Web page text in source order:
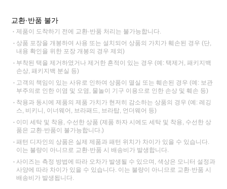
교환·반품 불가
제품이 도착하기 전에 교환·반품 처리는 불가능합니다.
상품 포장을 개봉하여 사용 또는 설치되어 상품의 가치가 훼손된 경우 (단,
내용 확인을 위한 포장 개봉의 경우 제외)
부착된 택을 제거하였거나 제거한 흔적이 있는 경우 (예: 택제거, 패키지백
손상, 패키지백 분실 등)
고객의 책임이 있는 사유로 인하여 상품이 멸실 또는 훼손된 경우 (예: 보관
부주의로 인한 이염 및 오염, 물놀이 기구 이용으로 인한 손상 및 훼손 등)
착용과 동시에 제품의 제품 가치가 현저히 감소하는 상품의 경우 (예: 레깅
스, 비키니, 이너웨어, 브라패드, 브라탑, 언더웨어 등)
이미 세탁 및 착용, 수선한 상품 (제품 하자 시에도 세탁 및 착용, 수선한 상
품은 교환·반품이 불가능합니다.)
패턴 디자인의 상품은 실제 제품과 패턴 위치가 차이가 있을 수 있습니다.
이는 불량이 아니므로 교환·반품 시 배송비가 발생합니다.
사이즈는 측정 방법에 따라 오차가 발생될 수 있으며, 색상은 모니터 설정과
사양에 따라 차이가 있을 수 있습니다. 이는 불량이 아니므로 교환·반품 시
배송비가 발생됩니다.